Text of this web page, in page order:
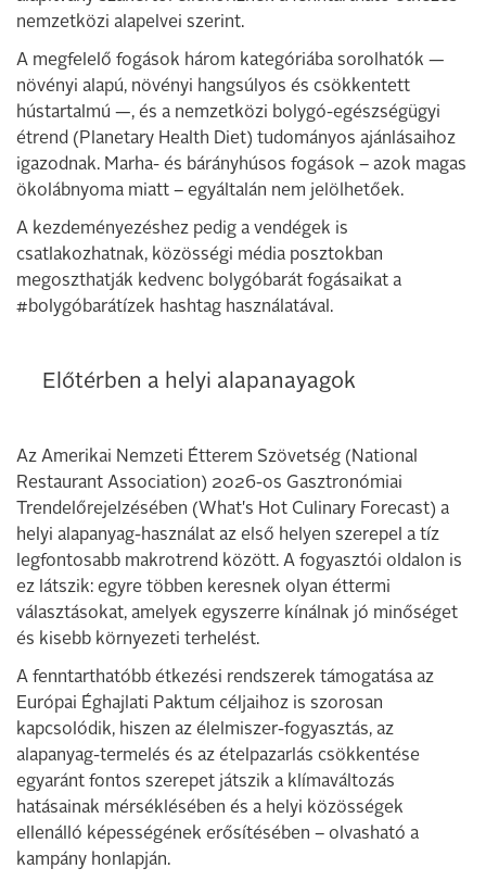
nemzetközi alapelvei szerint.
A megfelelő fogások három kategóriába sorolhatók —
növényi alapú, növényi hangsúlyos és csökkentett
hústartalmú —, és a nemzetközi bolygó-egészségügyi
étrend (Planetary Health Diet) tudományos ajánlásaihoz
igazodnak. Marha- és bárányhúsos fogások – azok magas
ökolábnyoma miatt – egyáltalán nem jelölhetőek.
A kezdeményezéshez pedig a vendégek is
csatlakozhatnak, közösségi média posztokban
megoszthatják kedvenc bolygóbarát fogásaikat a
#bolygóbarátízek hashtag használatával.
Előtérben a helyi alapanayagok
Az Amerikai Nemzeti Étterem Szövetség (National
Restaurant Association) 2026-os Gasztronómiai
Trendelőrejelzésében (What's Hot Culinary Forecast) a
helyi alapanyag-használat az első helyen szerepel a tíz
legfontosabb makrotrend között. A fogyasztói oldalon is
ez látszik: egyre többen keresnek olyan éttermi
választásokat, amelyek egyszerre kínálnak jó minőséget
és kisebb környezeti terhelést.
A fenntarthatóbb étkezési rendszerek támogatása az
Európai Éghajlati Paktum céljaihoz is szorosan
kapcsolódik, hiszen az élelmiszer-fogyasztás, az
alapanyag-termelés és az ételpazarlás csökkentése
egyaránt fontos szerepet játszik a klímaváltozás
hatásainak mérséklésében és a helyi közösségek
ellenálló képességének erősítésében – olvasható a
kampány honlapján.